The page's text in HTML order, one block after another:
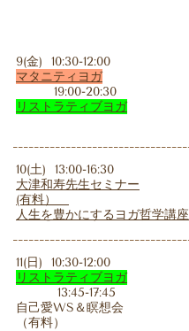
9(金) 10:30-12:00
マタニティヨガ
19:00-20:30
リストラティブヨガ
10(土) 13:00-16:30
大津和寿先生セミナー
(有料）
人生を豊かにするヨガ哲学講座
11(日) 10:30-12:00
リストラティブヨガ
13:45-17:45
自己愛WS＆瞑想会
（有料）